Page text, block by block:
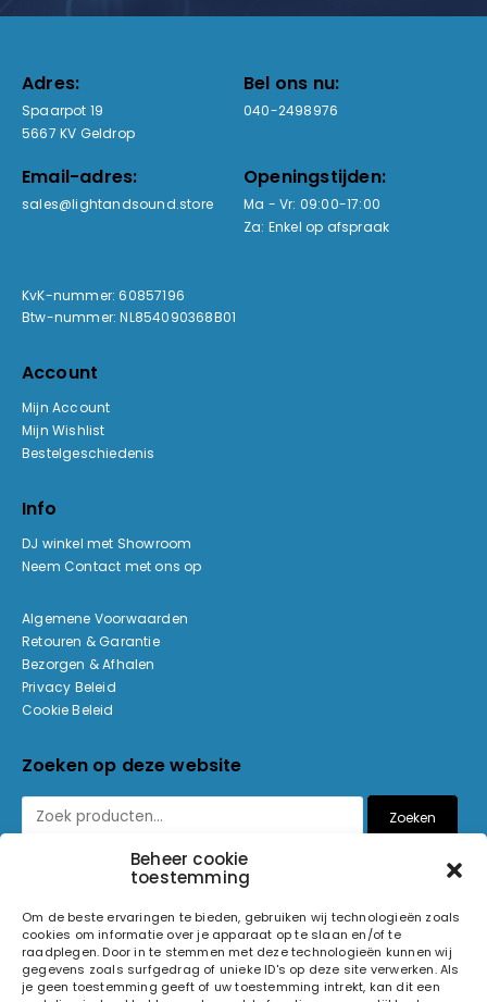
Beheer cookie
toestemming
Om de beste ervaringen te bieden, gebruiken wij technologieën zoals
cookies om informatie over je apparaat op te slaan en/of te
raadplegen. Door in te stemmen met deze technologieën kunnen wij
gegevens zoals surfgedrag of unieke ID's op deze site verwerken. Als
je geen toestemming geeft of uw toestemming intrekt, kan dit een
Adres:
Spaarpot 19
5667 KV Geldrop
Bel ons nu:
040-2498976
Email-adres:
sales@lightandsound.store
Openingstijden:
Ma - Vr: 09:00-17:00
Za: Enkel op afspraak
KvK-nummer: 60857196
Btw-nummer: NL854090368B01
Account
Mijn Account
Mijn Wishlist
Bestelgeschiedenis
Info
DJ winkel met Showroom
Neem Contact met ons op
Algemene Voorwaarden
Retouren & Garantie
Bezorgen & Afhalen
Privacy Beleid
Cookie Beleid
Zoeken op deze website
Zoeken
Betaalmethoden